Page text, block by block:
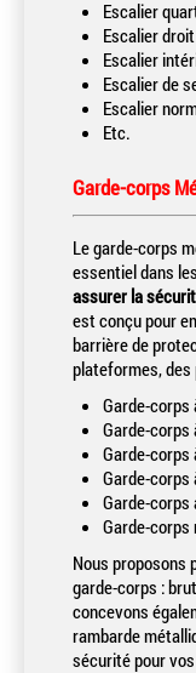
Escalier
Escalier droit
Escalier
Escalier de
Escalier
Etc.
Garde-corps
Le garde-corps
essentiel dans
assurer la
est conçu pour
barrière de
plateformes, des
Garde-
Garde-
Garde-
Garde-
Garde-
Garde-
Nous proposons
garde-corps :
concevons
rambarde
sécurité pour